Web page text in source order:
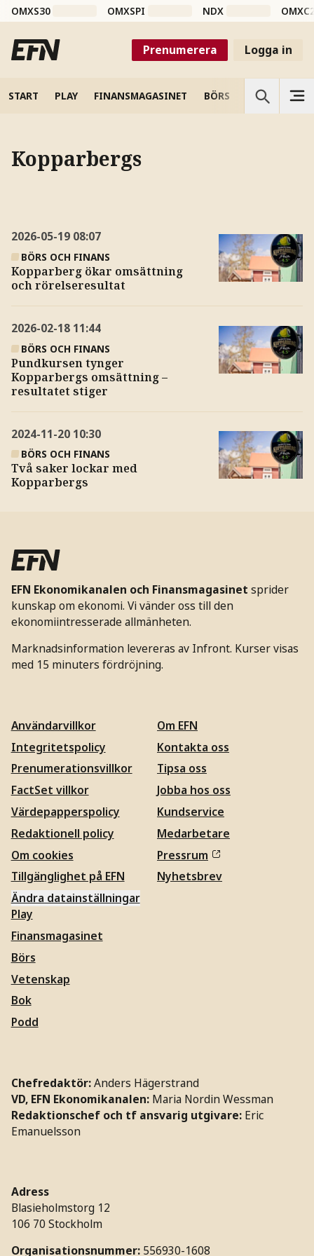
OMXS30 OMXSPI NDX
Prenumerera Logga in
START PLAY FINANSMAGASINET BÖRS VETENSKAP
Kopparbergs
2026-05-19 08:07
BÖRS OCH FINANS
Kopparberg ökar omsättning
och rörelseresultat
2026-02-18 11:44
BÖRS OCH FINANS
Pundkursen tynger
Kopparbergs omsättning –
resultatet stiger
2024-11-20 10:30
BÖRS OCH FINANS
Två saker lockar med
Kopparbergs
EFN Ekonomikanalen och Finansmagasinet sprider
kunskap om ekonomi. Vi vänder oss till den
ekonomiintresserade allmänheten.
Marknadsinformation levereras av Infront. Kurser visas
med 15 minuters fördröjning.
Användarvillkor
Integritetspolicy
Prenumerationsvillkor
FactSet villkor
Värdepapperspolicy
Redaktionell policy
Om cookies
Tillgänglighet på EFN
Ändra datainställningar
Om EFN
Kontakta oss
Tipsa oss
Jobba hos oss
Kundservice
Medarbetare
Pressrum
Nyhetsbrev
Play
Finansmagasinet
Börs
Vetenskap
Bok
Podd
Chefredaktör:Anders Hägerstrand
VD, EFN Ekonomikanalen: Maria Nordin Wessman
Redaktionschef och tf ansvarig utgivare: Eric
Emanuelsson
Adress
Blasieholmstorg 12
106 70 Stockholm
Organisationsnummer: 556930-1608